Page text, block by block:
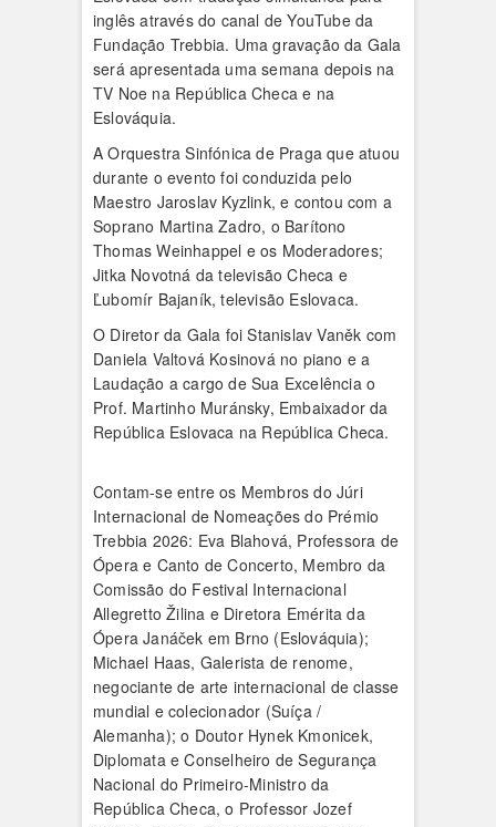
inglês através do canal de YouTube da
Fundação Trebbia. Uma gravação da Gala
será apresentada uma semana depois na
TV Noe na República Checa e na
Eslováquia.
A Orquestra Sinfónica de Praga que atuou
durante o evento foi conduzida pelo
Maestro Jaroslav Kyzlink, e contou com a
Soprano Martina Zadro, o Barítono
Thomas Weinhappel e os Moderadores;
Jitka Novotná da televisão Checa e
Ľubomír Bajaník, televisão Eslovaca.
O Diretor da Gala foi Stanislav Vaněk com
Daniela Valtová Kosinová no piano e a
Laudação a cargo de Sua Excelência o
Prof. Martinho Muránsky, Embaixador da
República Eslovaca na República Checa.
Contam-se entre os Membros do Júri
Internacional de Nomeações do Prémio
Trebbia 2026: Eva Blahová, Professora de
Ópera e Canto de Concerto, Membro da
Comissão do Festival Internacional
Allegretto Žilina e Diretora Emérita da
Ópera Janáček em Brno (Eslováquia);
Michael Haas, Galerista de renome,
negociante de arte internacional de classe
mundial e colecionador (Suíça /
Alemanha); o Doutor Hynek Kmonicek,
Diplomata e Conselheiro de Segurança
Nacional do Primeiro-Ministro da
República Checa, o Professor Jozef